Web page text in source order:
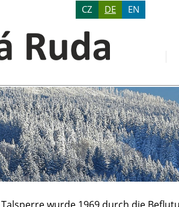
CZ DE EN
wurde 1969 durch die